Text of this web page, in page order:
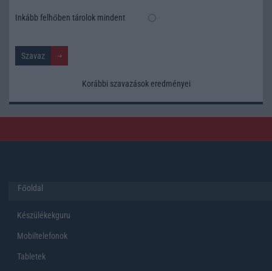
Inkább felhőben tárolok mindent
Korábbi szavazások eredményei
Főoldal
Készülékekguru
Mobiltelefonok
Tabletek